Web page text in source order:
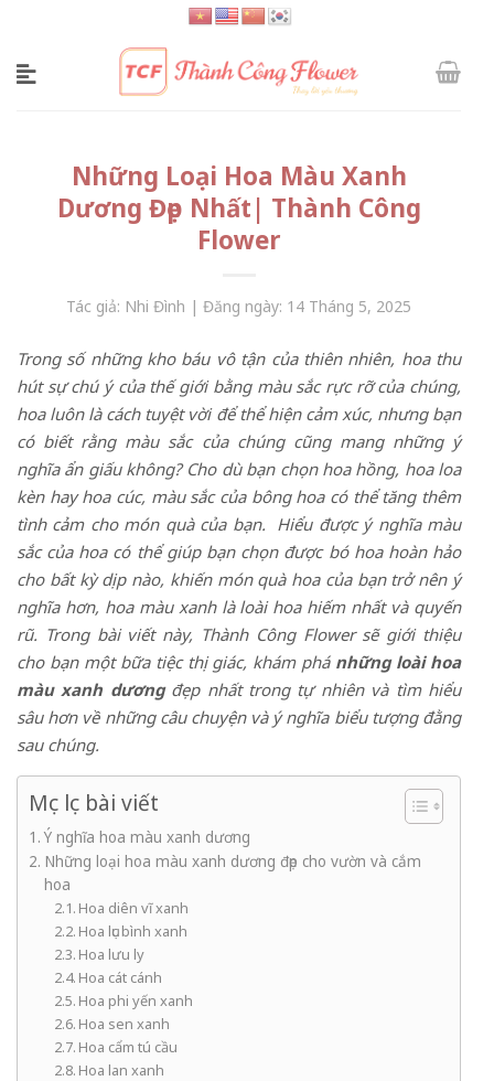
content
Những Loại Hoa Màu Xanh
Dương Đẹp Nhất| Thành Công
Flower
Tác giả: Nhi Đình | Đăng ngày: 14 Tháng 5, 2025
Trong số những kho báu vô tận của thiên nhiên, hoa thu
hút sự chú ý của thế giới bằng màu sắc rực rỡ của chúng,
hoa luôn là cách tuyệt vời để thể hiện cảm xúc, nhưng bạn
có biết rằng màu sắc của chúng cũng mang những ý
nghĩa ẩn giấu không? Cho dù bạn chọn hoa hồng, hoa loa
kèn hay hoa cúc, màu sắc của bông hoa có thể tăng thêm
tình cảm cho món quà của bạn. Hiểu được ý nghĩa màu
sắc của hoa có thể giúp bạn chọn được bó hoa hoàn hảo
cho bất kỳ dịp nào, khiến món quà hoa của bạn trở nên ý
nghĩa hơn, hoa màu xanh là loài hoa hiếm nhất và quyến
rũ. Trong bài viết này, ThànhCông Flower sẽ giới thiệu
cho bạn một bữa tiệc thị giác, khám phá những loài hoa
màu xanh dươngđẹp nhất trong tự nhiên và tìm hiểu
sâu hơn về những câu chuyện và ý nghĩa biểu tượng đằng
sau chúng.
Mục lục bài viết
Ý nghĩa hoa màu xanh dương
Những loại hoa màu xanh dương đẹp cho vườn và cắm
hoa
Hoa diên vĩ xanh
Hoa lục bình xanh
Hoa lưu ly
Hoa cát cánh
Hoa phi yến xanh
Hoa sen xanh
Hoa cẩm tú cầu
Hoa lan xanh